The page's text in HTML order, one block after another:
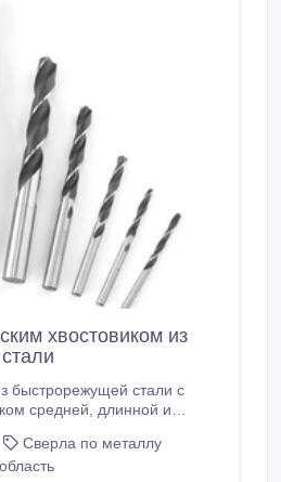
хвостовиком из
быстрорежущей стали с
длинной и
специализированного
инструментальный
Сверла по металлу